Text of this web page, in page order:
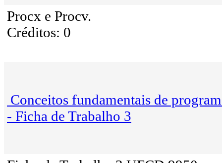
Procx e Procv.
Créditos: 0
Conceitos fundamentais de
- Ficha de Trabalho 3